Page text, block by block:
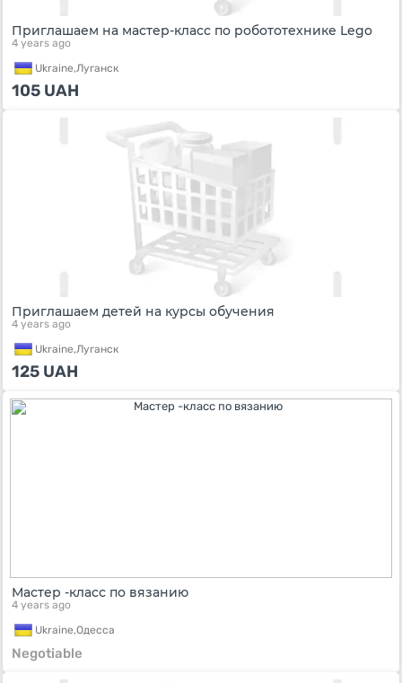
Приглашаем на мастер-класс по робототехнике Lego
4 years ago
Ukraine,Луганск
105 UAH
Приглашаем детей на курсы обучения
4 years ago
Ukraine,Луганск
125 UAH
Мастер -класс по вязанию
4 years ago
Ukraine,Одесса
Negotiable